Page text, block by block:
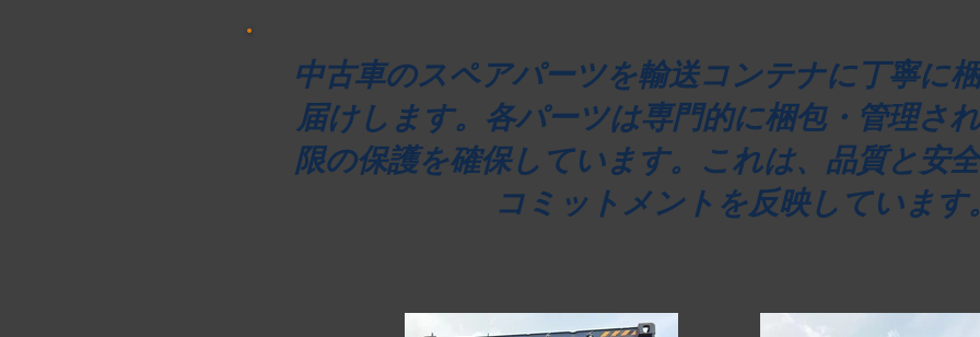
中古車のスペアパーツを輸送コンテナに丁寧に
届けします。各パーツは専門的に梱包・管理さ
限の保護を確保しています。これは、品質と安
コミットメントを反映しています